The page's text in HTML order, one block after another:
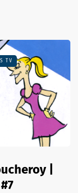
TV
|